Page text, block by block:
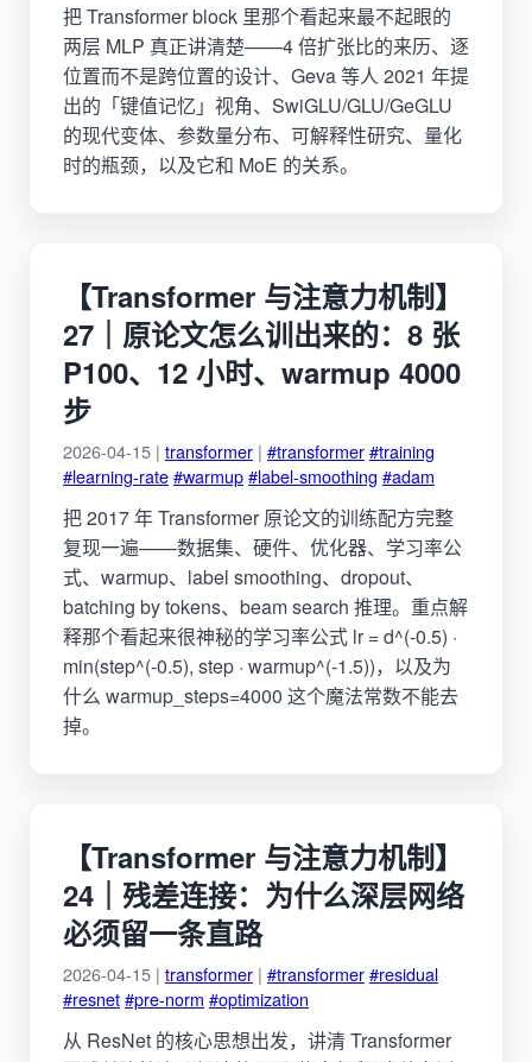
把 Transformer block 里那个看起来最不起眼的
两层 MLP 真正讲清楚——4 倍扩张比的来历、逐
位置而不是跨位置的设计、Geva 等人 2021 年提
出的「键值记忆」视角、SwiGLU/GLU/GeGLU
的现代变体、参数量分布、可解释性研究、量化
时的瓶颈，以及它和 MoE 的关系。
【Transformer 与注意力机制】
27｜原论文怎么训出来的：8 张
P100、12 小时、warmup 4000
步
2026-04-15 | transformer | #transformer#training
#learning-rate#warmup#label-smoothing #adam
把 2017 年 Transformer 原论文的训练配方完整
复现一遍——数据集、硬件、优化器、学习率公
式、warmup、label smoothing、dropout、
batching by tokens、beam search 推理。重点解
释那个看起来很神秘的学习率公式 lr = d^(-0.5) ·
min(step^(-0.5), step · warmup^(-1.5))，以及为
什么 warmup_steps=4000 这个魔法常数不能去
掉。
【Transformer 与注意力机制】
24｜残差连接：为什么深层网络
必须留一条直路
2026-04-15 | transformer | #transformer#residual
#resnet#pre-norm #optimization
从 ResNet 的核心思想出发，讲清 Transformer